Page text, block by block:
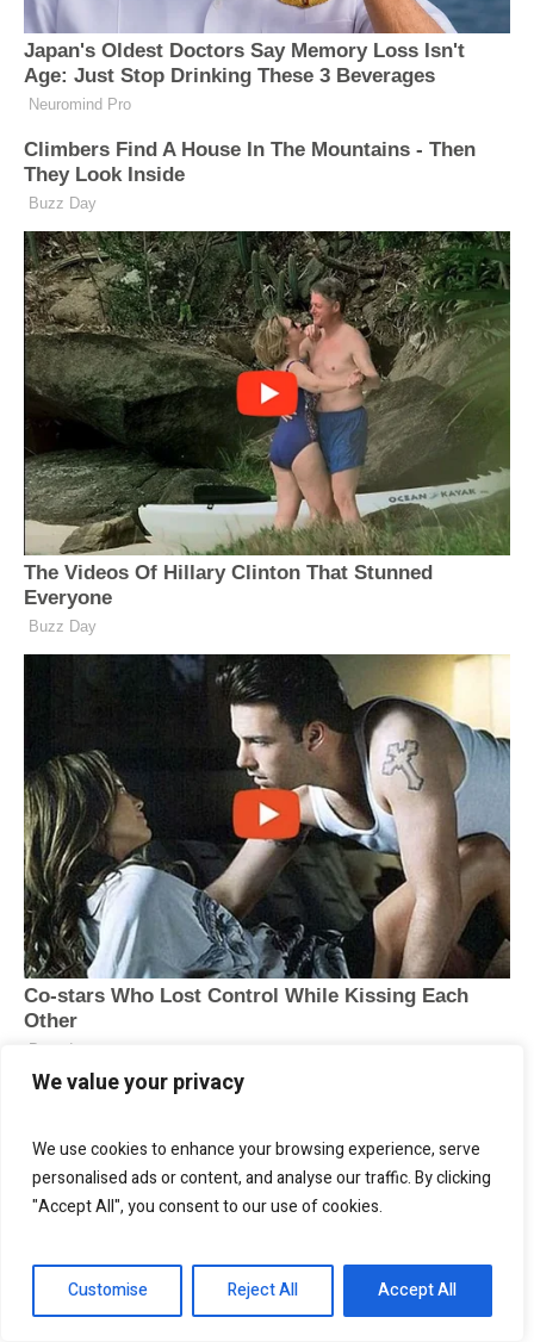
We value your privacy
We use cookies to enhance your browsing experience, serve
personalised ads or content, and analyse our traffic. By clicking
"Accept All", you consent to our use of cookies.
Customise Reject All Accept All